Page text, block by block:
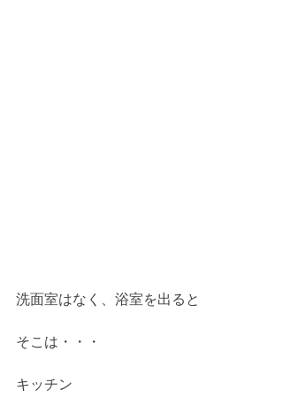
洗面室はなく、浴室を出ると
そこは・・・
キッチン